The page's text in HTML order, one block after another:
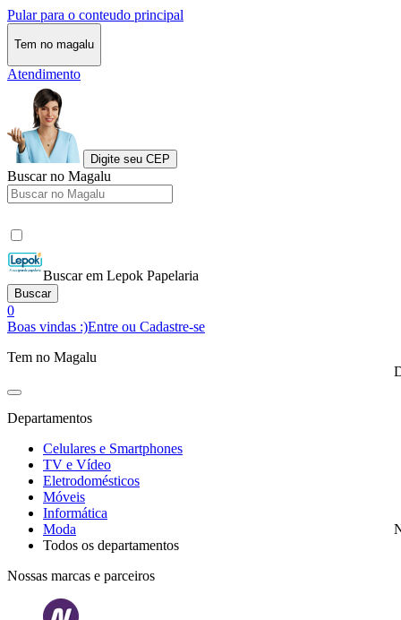
Pular para o conteudo principal
Tem no magalu
Atendimento
Digite seu CEP
Buscar no Magalu
Buscar em Lepok Papelaria
Buscar
0
Boas vindas :)Entre ou Cadastre-se
Tem no Magalu
Departamentos
Celulares e Smartphones
TV e Vídeo
Eletrodomésticos
Móveis
Informática
Moda
Todos os departamentos
Nossas marcas e parceiros